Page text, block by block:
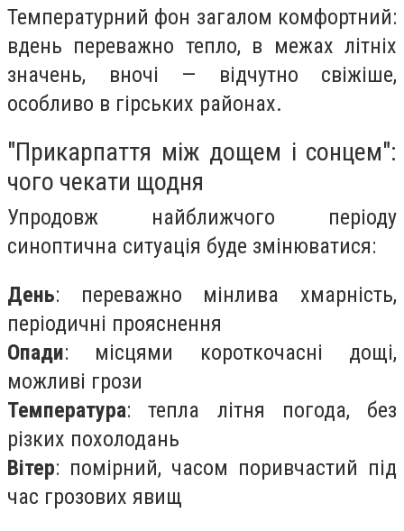
Температурний фон загалом комфортний:
вдень переважно тепло, в межах літніх
значень, вночі — відчутно свіжіше,
особливо в гірських районах.
"Прикарпаття між дощем і сонцем":
чого чекати щодня
Упродовж найближчого періоду
синоптична ситуація буде змінюватися:
День: переважно мінлива хмарність,
періодичні прояснення
Опади: місцями короткочасні дощі,
можливі грози
Температура: тепла літня погода, без
різких похолодань
Вітер: помірний, часом поривчастий під
час грозових явищ